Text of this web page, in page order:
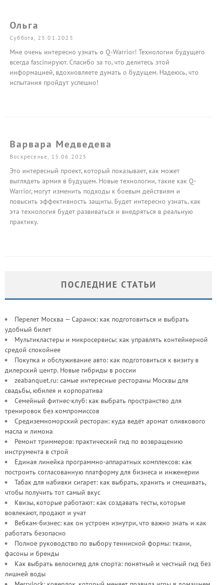
Ольга
Суббота, 25.01.2025
Мне очень интересно узнать о Q-Warrior! Технологии будущего
всегда fascinируют. Спасибо за то, что делитесь этой
информацией, вдохновляете думать о будущем. Надеюсь, что
испытания пройдут успешно!
Варвара Медведева
Воскресенье, 15.06.2025
Это интересный проект, который показывает, как может
выглядеть армия в будущем. Новые технологии, такие как Q-
Warrior, могут изменить подходы к боевым действиям и
повысить эффективность защиты. Будет интересно узнать, как
эта технология будет развиваться и внедряться в реальную
практику.
ПОСЛЕДНИЕ СТАТЬИ
Перелет Москва — Саранск: как подготовиться и выбрать
удобный билет
Мультикластеры и микросервисы: как управлять контейнерной
средой спокойнее
Покупка и обслуживание авто: как подготовиться к визиту в
дилерский центр. Новые гибриды в россии
zeabanquet.ru: самые интересные рестораны Москвы для
свадьбы, юбилея и корпоратива
Семейный фитнес-клуб: как выбрать пространство для
тренировок без компромиссов
Средиземноморский ресторан: куда ведёт аромат оливкового
масла и лимона
Ремонт триммеров: практический гид по возвращению
инструмента в строй
Единая линейка программно-аппаратных комплексов: как
построить согласованную платформу для бизнеса и инженерии
Табак для набивки сигарет: как выбрать, хранить и смешивать,
чтобы получить тот самый вкус
Квизы, которые работают: как создавать тесты, которые
вовлекают, продают и учат
Вебкам-бизнес: как он устроен изнутри, что важно знать и как
работать безопасно
Полное руководство по выбору теннисной формы: ткани,
фасоны и бренды
Как выбрать велосипед для спорта: понятный и честный гид без
лишней воды